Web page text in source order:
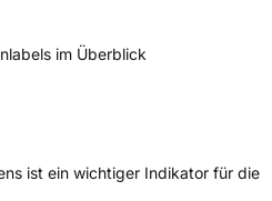
im Überblick
ist ein wichtiger Indikator für die